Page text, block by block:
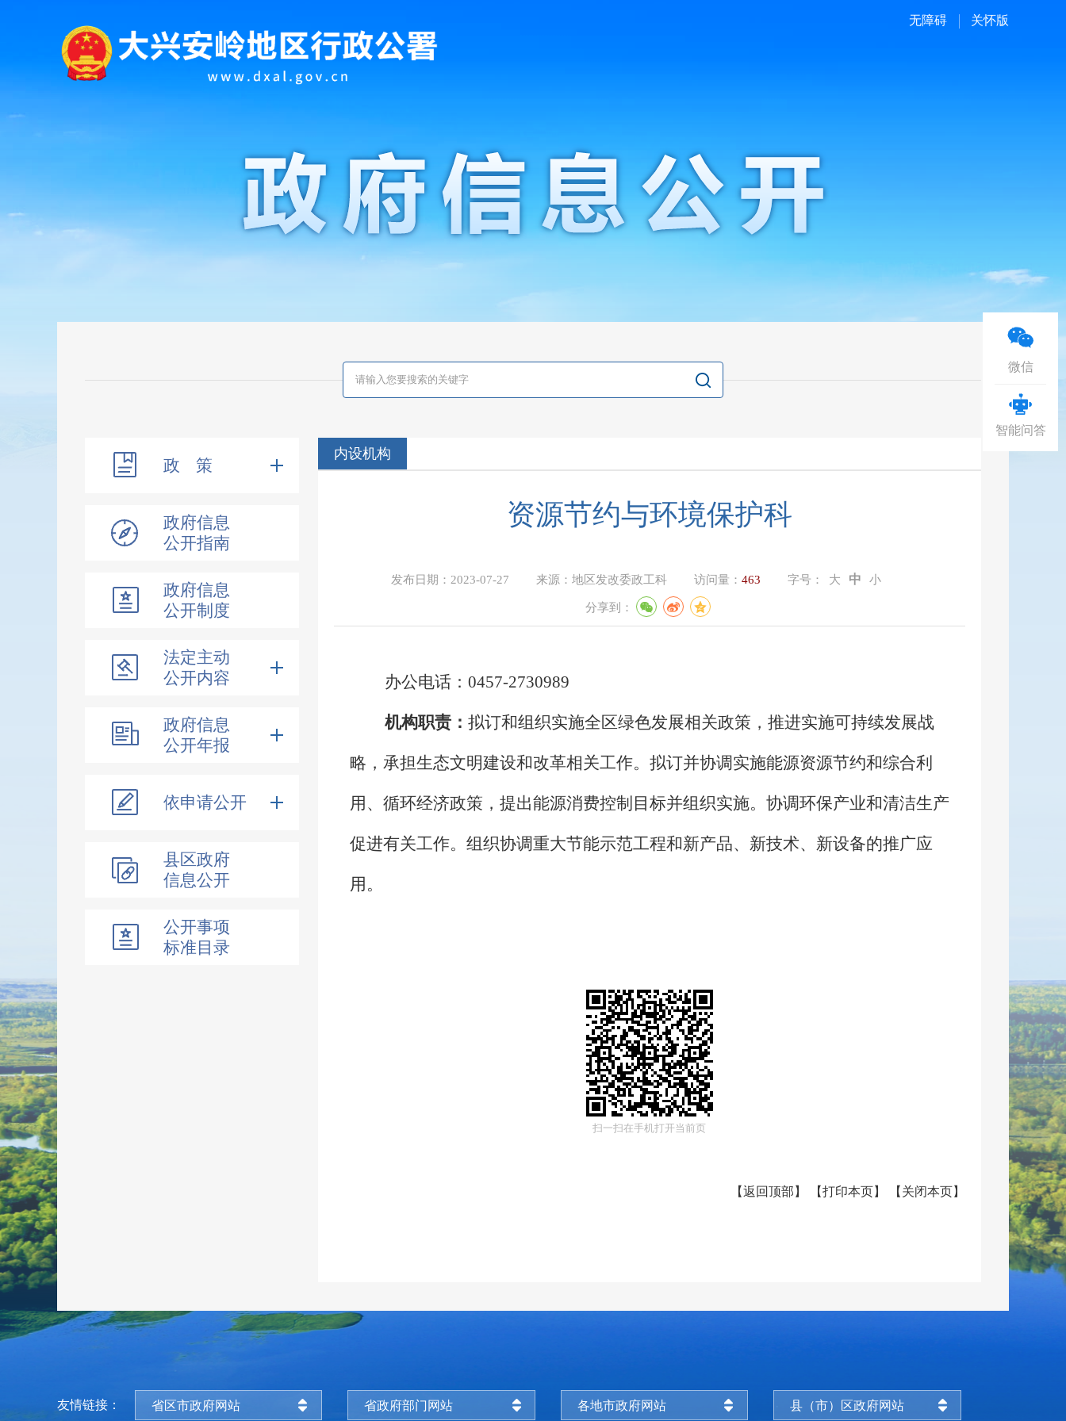
无障碍 关怀版
政 策
政府信息
公开指南
政府信息
公开制度
法定主动
公开内容
政府信息
公开年报
依申请公开
县区政府
信息公开
公开事项
标准目录
内设机构
资源节约与环境保护科
发布日期： 2023-07-27 来源：地区发改委政工科 访问量：463 字号： 大 中 小
分享到：
办公电话：0457-2730989
机构职责： 拟订和组织实施全区绿色发展相关政策，推进实施可持续发展战
略，承担生态文明建设和改革相关工作。拟订并协调实施能源资源节约和综合利
用、循环经济政策，提出能源消费控制目标并组织实施。协调环保产业和清洁生产
促进有关工作。组织协调重大节能示范工程和新产品、新技术、新设备的推广应
用。
扫一扫在手机打开当前页
【返回顶部 】 【打印本页】 【 关闭本页】
友情链接： 省区市政府网站 省政府部门网站 各地市政府网站 县（市）区政府网站
微信
智能问答